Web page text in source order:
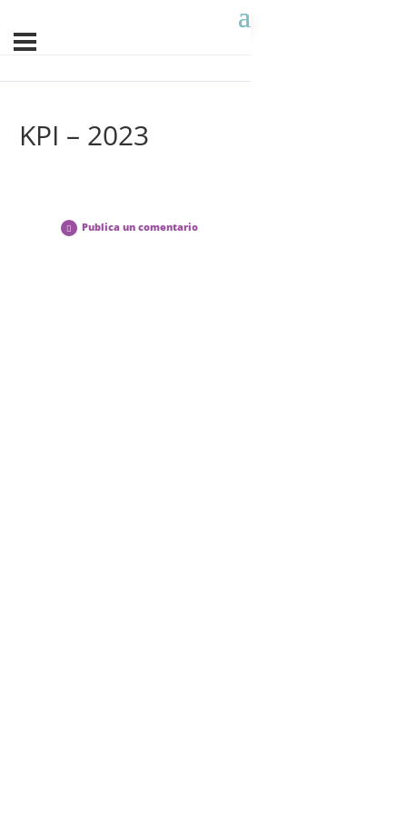
KPI – 2023
Publica un comentario